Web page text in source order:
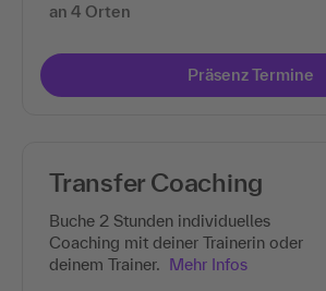
an 4 Orten
Präsenz Termine
Transfer Coaching
Buche 2 Stunden individuelles
Coaching mit deiner Trainerin oder
deinem Trainer. Mehr Infos